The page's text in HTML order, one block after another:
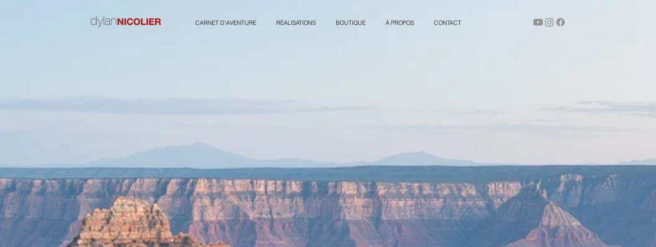
CARNET D'AVENTURE RÉALISATIONS BOUTIQUE À PROPOS CONTACT